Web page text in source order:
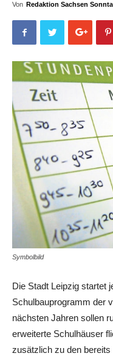
Von Redaktion Sachsen
Symbolbild
Die Stadt Leipzig startet
Schulbauprogramm der
nächsten Jahren sollen
erweiterte Schulhäuser
zusätzlich zu den